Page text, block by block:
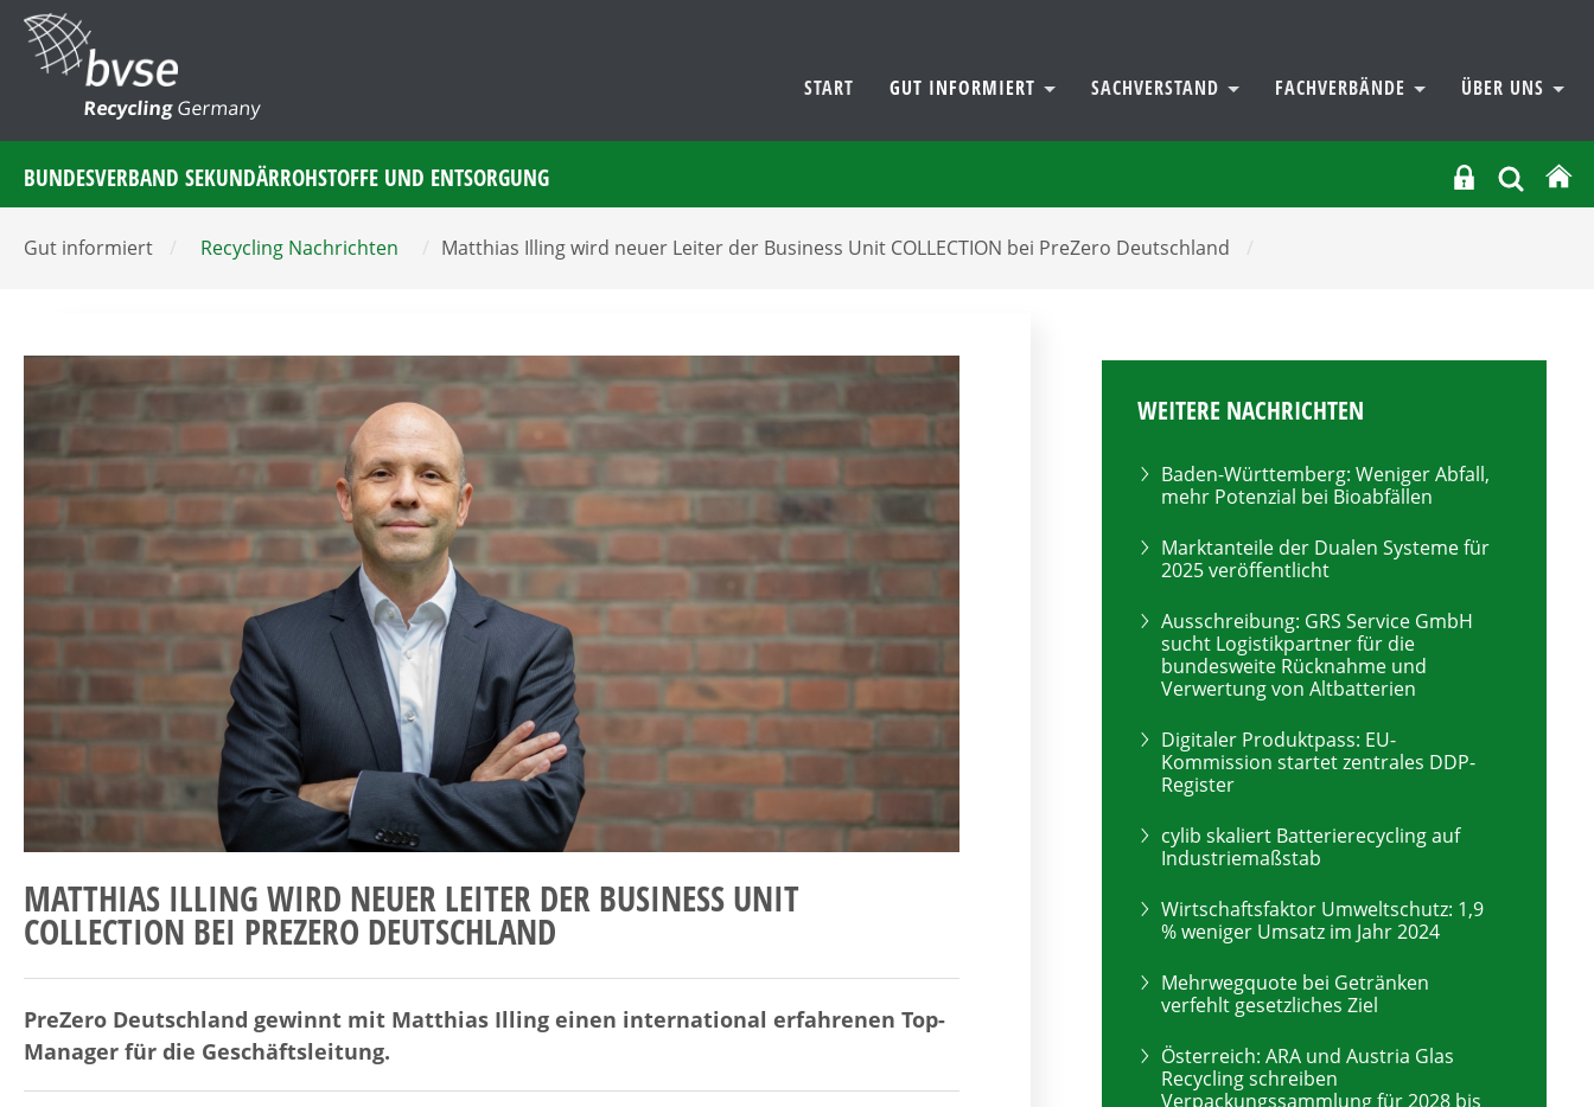
RecyclingGermany
START GUT INFORMIERT SACHVERSTAND FACHVERBÄNDE ÜBER UNS
BUNDESVERBAND SEKUNDÄRROHSTOFFE UND ENTSORGUNG
Gut informiert / Recycling Nachrichten / Matthias Illing wird neuer Leiter der Business Unit COLLECTION bei PreZero Deutschland /
MATTHIAS ILLING WIRD NEUER LEITER DER BUSINESS UNIT
COLLECTION BEI PREZERO DEUTSCHLAND
PreZero Deutschland gewinnt mit Matthias Illing einen international erfahrenen Top-
Manager für die Geschäftsleitung.
WEITERE NACHRICHTEN
Baden-Württemberg: Weniger Abfall,
mehr Potenzial bei Bioabfällen
Marktanteile der Dualen Systeme für
2025 veröffentlicht
Ausschreibung: GRS Service GmbH
sucht Logistikpartner für die
bundesweite Rücknahme und
Verwertung von Altbatterien
Digitaler Produktpass: EU-
Kommission startet zentrales DDP-
Register
cylib skaliert Batterierecycling auf
Industriemaßstab
Wirtschaftsfaktor Umweltschutz: 1,9
% weniger Umsatz im Jahr 2024
Mehrwegquote bei Getränken
verfehlt gesetzliches Ziel
Österreich: ARA und Austria Glas
Recycling schreiben
Verpackungssammlung für 2028 bis